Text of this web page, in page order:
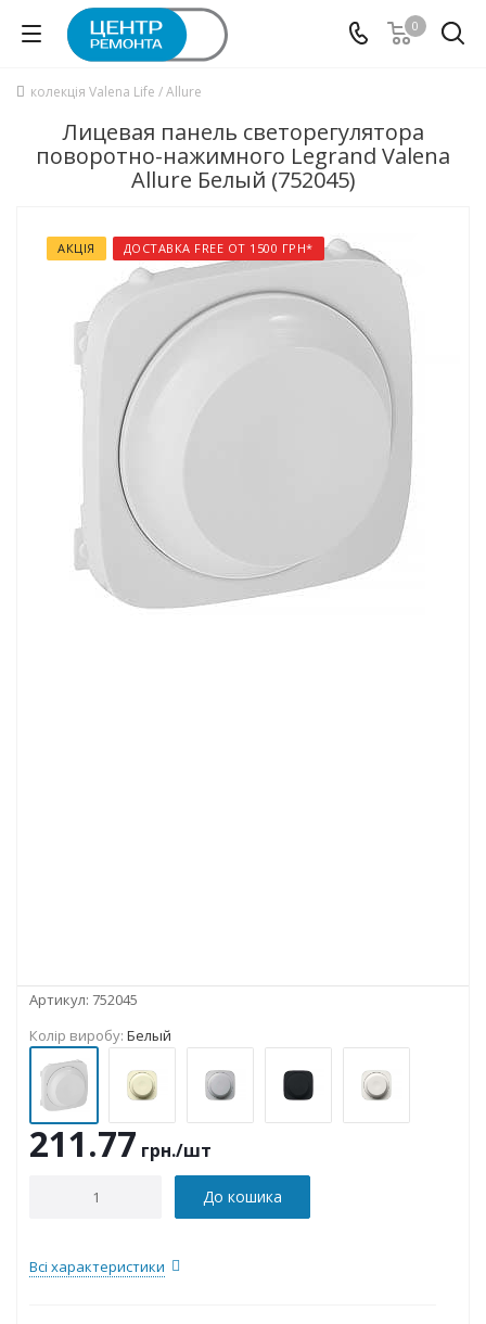
0
колекція Valena Life / Allure
Лицевая панель светорегулятора
поворотно-нажимного Legrand Valena
Allure Белый (752045)
АКЦІЯ ДОСТАВКА FREE ОТ 1500 ГРН*
Артикул: 752045
Колір виробу: Белый
211.77 грн./шт
До кошика
Всі характеристики